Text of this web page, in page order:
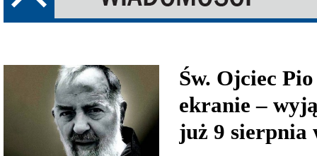
Św. Ojciec
ekranie –
już 9 sierpnia